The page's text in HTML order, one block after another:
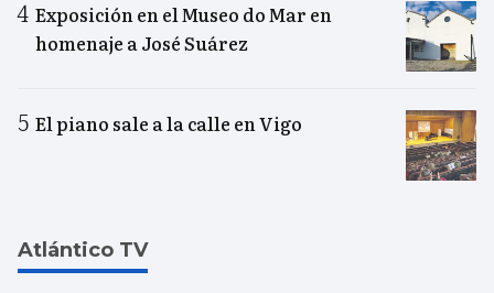
Exposición en el Museo do Mar en
homenaje a José Suárez
El piano sale a la calle en Vigo
Atlántico TV